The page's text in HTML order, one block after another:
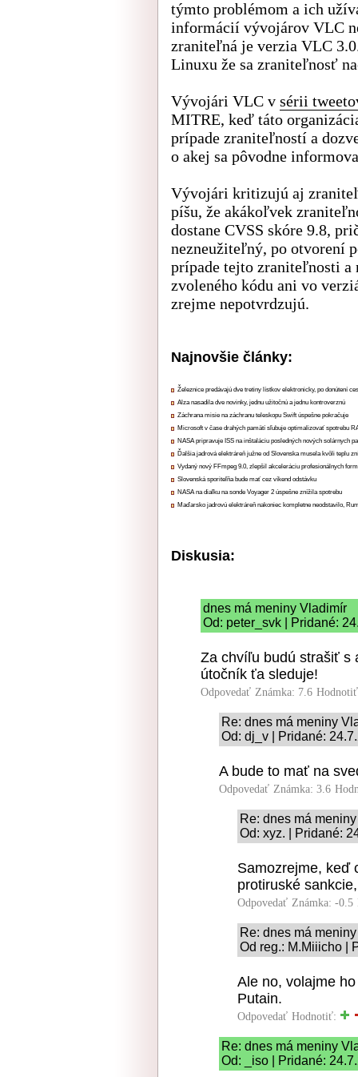
týmto problémom a ich
informácií vývojárov VLC
zraniteľná je verzia VLC
Linuxu že sa zraniteľnosť
Vývojári VLC v sérii
MITRE, keď táto
prípade zraniteľností a
o akej sa pôvodne
Vývojári kritizujú aj
píšu, že akákoľvek
dostane CVSS skóre 9.8,
nezneužiteľný, po otvorení
prípade tejto zraniteľnosti a
zvoleného kódu ani vo
zrejme nepotvrdzujú.
Najnovšie články:
Železnice predávajú dve tretiny lístkov elektronicky, po donútení
Alza nasadila dve novinky, jednu užitočnú a jednu kontroverznú
Záchrana misie na záchranu teleskopu Swift úspešne pokračuje
Microsoft v čase drahých pamätí sľubuje optimalizovať spotrebu
NASA pripravuje ISS na inštaláciu posledných nových solárnych
Ďalšia jadrová elektráreň južne od Slovenska musela kvôli teplu
Vydaný nový FFmpeg 9.0, zlepšil akceleráciu profesionálnych
Slovenská sporiteľňa bude mať cez víkend odstávku
NASA na diaľku na sonde Voyager 2 úspešne znížila spotrebu
Maďarsko jadrovú elektráreň nakoniec kompletne neodstavilo,
Diskusia:
dnes má meniny Vladimír
Od: peter_svk | Pridané:
Za chvíľu budú strašiť s
útočník ťa sleduje!
Odpovedať Známka: 7.6
Re: dnes má meniny
Od: dj_v | Pridané:
A bude to mať na
Odpovedať Známka: 3.6
Re: dnes má
Od: xyz. | Pridané:
Samozrejme, keď
protiruské
Odpovedať Známka: -0.5
Re: dnes má
Od reg.: M.Miiicho |
Ale no, volajme
Putain.
Odpovedať Hodnotiť:
Re: dnes má meniny
Od: _iso | Pridané: